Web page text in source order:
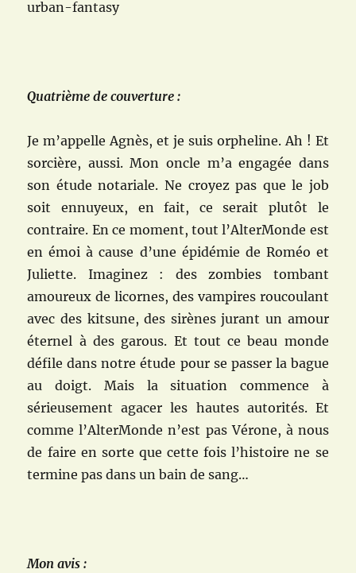
urban-fantasy
Quatrième de couverture :
Je m’appelle Agnès, et je suis orpheline. Ah ! Et
sorcière, aussi. Mon oncle m’a engagée dans
son étude notariale. Ne croyez pas que le job
soit ennuyeux, en fait, ce serait plutôt le
contraire. En ce moment, tout l’AlterMonde est
en émoi à cause d’une épidémie de Roméo et
Juliette. Imaginez : des zombies tombant
amoureux de licornes, des vampires roucoulant
avec des kitsune, des sirènes jurant un amour
éternel à des garous. Et tout ce beau monde
défile dans notre étude pour se passer la bague
au doigt. Mais la situation commence à
sérieusement agacer les hautes autorités. Et
comme l’AlterMonde n’est pas Vérone, à nous
de faire en sorte que cette fois l’histoire ne se
termine pas dans un bain de sang…
Mon avis :